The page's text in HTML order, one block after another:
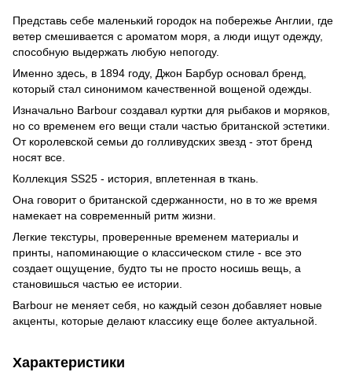
Представь себе маленький городок на побережье Англии, где
ветер смешивается с ароматом моря, а люди ищут одежду,
способную выдержать любую непогоду.
Именно здесь, в 1894 году, Джон Барбур основал бренд,
который стал синонимом качественной вощеной одежды.
Изначально Barbour создавал куртки для рыбаков и моряков,
но со временем его вещи стали частью британской эстетики.
От королевской семьи до голливудских звезд - этот бренд
носят все.
Коллекция SS25 - история, вплетенная в ткань.
Она говорит о британской сдержанности, но в то же время
намекает на современный ритм жизни.
Легкие текстуры, проверенные временем материалы и
принты, напоминающие о классическом стиле - все это
создает ощущение, будто ты не просто носишь вещь, а
становишься частью ее истории.
Barbour не меняет себя, но каждый сезон добавляет новые
акценты, которые делают классику еще более актуальной.
Характеристики